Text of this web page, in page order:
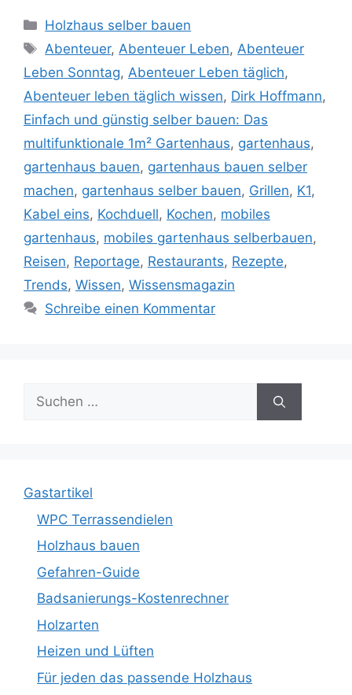
Kategorien
Holzhaus selber bauen
Schlagwörter
Abenteuer,Abenteuer Leben,Abenteuer
Leben Sonntag, Abenteuer Leben täglich,
Abenteuer leben täglich wissen, Dirk Hoffmann,
Einfach und günstig selber bauen: Das
multifunktionale 1m² Gartenhaus, gartenhaus,
gartenhaus bauen, gartenhaus bauen selber
machen, gartenhaus selber bauen, Grillen, K1,
Kabel eins, Kochduell, Kochen, mobiles
gartenhaus, mobiles gartenhaus selberbauen,
Reisen, Reportage, Restaurants, Rezepte,
Trends, Wissen, Wissensmagazin
Schreibe einen Kommentar
Suche
nach:
Gastartikel
WPC Terrassendielen
Holzhaus bauen
Gefahren-Guide
Badsanierungs-Kostenrechner
Holzarten
Heizen und Lüften
Für jeden das passende Holzhaus